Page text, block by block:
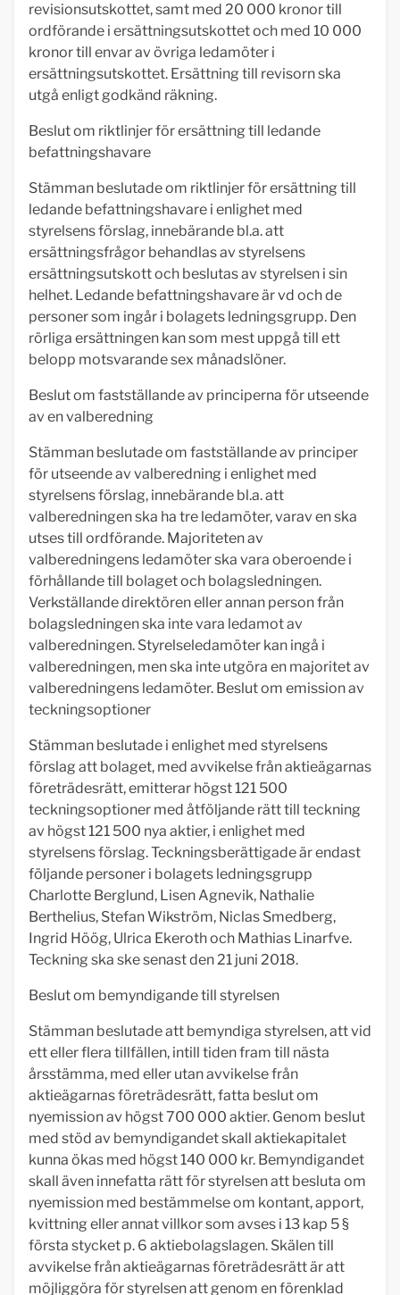
revisionsutskottet, samt med 20 000 kronor till
ordförande i ersättningsutskottet och med 10 000
kronor till envar av övriga ledamöter i
ersättningsutskottet. Ersättning till revisorn ska
utgå enligt godkänd räkning.
Beslut om riktlinjer för ersättning till ledande
befattningshavare
Stämman beslutade om riktlinjer för ersättning till
ledande befattningshavare i enlighet med
styrelsens förslag, innebärande bl.a. att
ersättningsfrågor behandlas av styrelsens
ersättningsutskott och beslutas av styrelsen i sin
helhet. Ledande befattningshavare är vd och de
personer som ingår i bolagets ledningsgrupp. Den
rörliga ersättningen kan som mest uppgå till ett
belopp motsvarande sex månadslöner.
Beslut om fastställande av principerna för utseende
av en valberedning
Stämman beslutade om fastställande av principer
för utseende av valberedning i enlighet med
styrelsens förslag, innebärande bl.a. att
valberedningen ska ha tre ledamöter, varav en ska
utses till ordförande. Majoriteten av
valberedningens ledamöter ska vara oberoende i
förhållande till bolaget och bolagsledningen.
Verkställande direktören eller annan person från
bolagsledningen ska inte vara ledamot av
valberedningen. Styrelseledamöter kan ingå i
valberedningen, men ska inte utgöra en majoritet av
valberedningens ledamöter. Beslut om emission av
teckningsoptioner
Stämman beslutade i enlighet med styrelsens
förslag att bolaget, med avvikelse från aktieägarnas
företrädesrätt, emitterar högst 121 500
teckningsoptioner med åtföljande rätt till teckning
av högst 121 500 nya aktier, i enlighet med
styrelsens förslag. Teckningsberättigade är endast
följande personer i bolagets ledningsgrupp
Charlotte Berglund, Lisen Agnevik, Nathalie
Berthelius, Stefan Wikström, Niclas Smedberg,
Ingrid Höög, Ulrica Ekeroth och Mathias Linarfve.
Teckning ska ske senast den 21 juni 2018.
Beslut om bemyndigande till styrelsen
Stämman beslutade att bemyndiga styrelsen, att vid
ett eller flera tillfällen, intill tiden fram till nästa
årsstämma, med eller utan avvikelse från
aktieägarnas företrädesrätt, fatta beslut om
nyemission av högst 700 000 aktier. Genom beslut
med stöd av bemyndigandet skall aktiekapitalet
kunna ökas med högst 140 000 kr. Bemyndigandet
skall även innefatta rätt för styrelsen att besluta om
nyemission med bestämmelse om kontant, apport,
kvittning eller annat villkor som avses i 13 kap 5 §
första stycket p. 6 aktiebolagslagen. Skälen till
avvikelse från aktieägarnas företrädesrätt är att
möjliggöra för styrelsen att genom en förenklad